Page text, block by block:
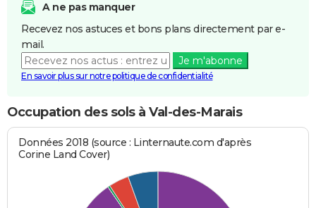
A ne pas manquer
Recevez nos astuces et bons plans directement par e-
mail.
Je m'abonne
En savoir plus sur notre politique de confidentialité
Occupation des sols à Val-des-Marais
Données 2018 (source : Linternaute.com d'après
Corine Land Cover)